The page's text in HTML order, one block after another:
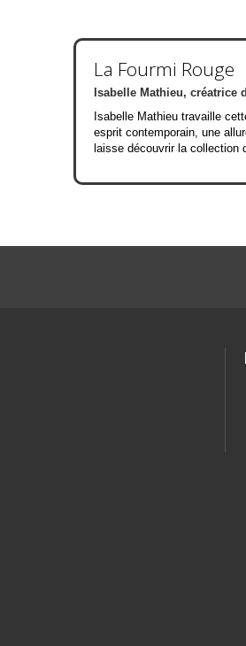
La Fourmi Rouge
Isabelle Mathieu, créatrice
Isabelle Mathieu travaille
esprit contemporain, une
laisse découvrir la collection